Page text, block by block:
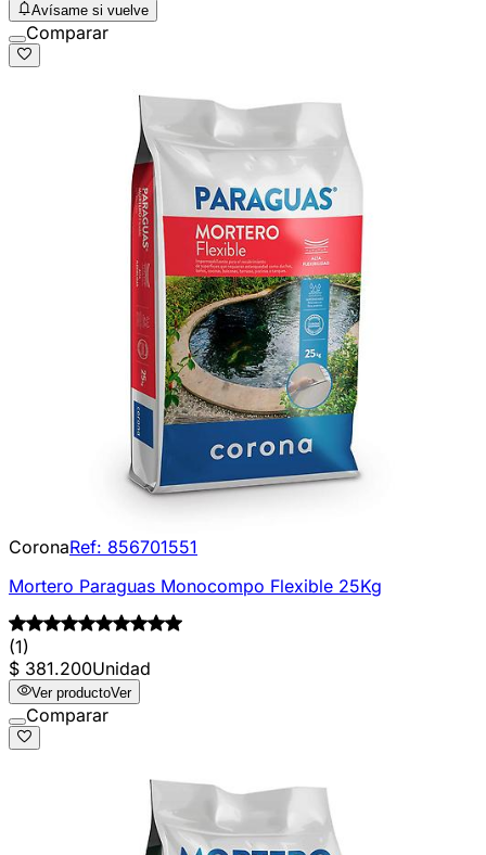
Avísame si vuelve
Comparar
CoronaRef: 856701551
Mortero Paraguas Monocompo Flexible 25Kg
(1)
$ 381.200Unidad
Ver productoVer
Comparar